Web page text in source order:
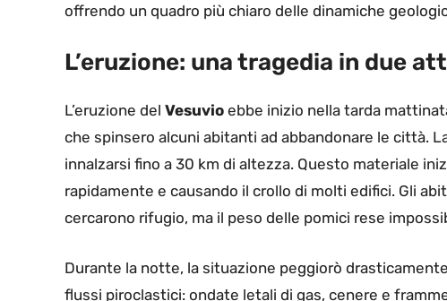
offrendo un quadro più chiaro delle dinamiche
L’eruzione: una tragedia in due
L’eruzione del Vesuvio ebbe inizio nella tarda
che spinsero alcuni abitanti ad abbandonare le città.
innalzarsi fino a 30 km di altezza. Questo materiale
rapidamente e causando il crollo di molti edifici. Gli
cercarono rifugio, ma il peso delle pomici rese
Durante la notte, la situazione peggiorò
flussi piroclastici: ondate letali di gas, cenere e